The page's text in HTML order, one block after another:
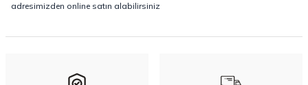
adresimizden online satın alabilirsiniz